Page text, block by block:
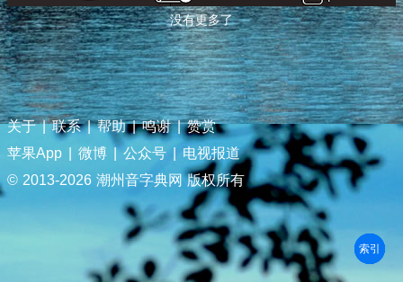
没有更多了
关于 | 联系 | 帮助 | 鸣谢 | 赞赏
苹果App
微博 公众号
电视报道
© 2013-2026 潮州音字典网 版权所有
部首
笔划
拼音
潮拼